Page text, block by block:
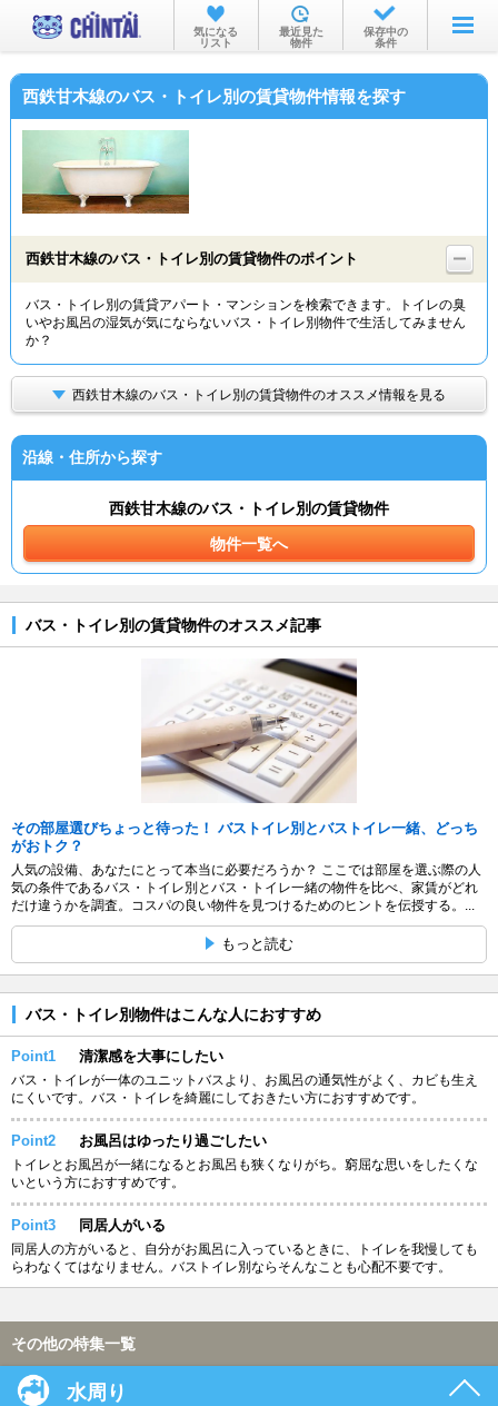
お部屋を探す
沿線・駅から
物件特集から
TOP
気になる
リスト
最近見た
物件
保存中の
条件
西鉄甘木線のバス・トイレ別の賃貸物件情報を探す
西鉄甘木線のバス・トイレ別の賃貸物件のポイント
バス・トイレ別の賃貸アパート・マンションを検索できます。トイレの臭
いやお風呂の湿気が気にならないバス・トイレ別物件で生活してみません
か？
西鉄甘木線のバス・トイレ別の賃貸物件のオススメ情報を見る
沿線・住所から探す
西鉄甘木線のバス・トイレ別の賃貸物件
物件一覧へ
バス・トイレ別の賃貸物件のオススメ記事
その部屋選びちょっと待った！ バストイレ別とバストイレ一緒、どっち
がおトク？
人気の設備、あなたにとって本当に必要だろうか？ ここでは部屋を選ぶ際の人
気の条件であるバス・トイレ別とバス・トイレ一緒の物件を比べ、家賃がどれ
だけ違うかを調査。コスパの良い物件を見つけるためのヒントを伝授する。...
もっと読む
バス・トイレ別物件はこんな人におすすめ
Point1 清潔感を大事にしたい
バス・トイレが一体のユニットバスより、お風呂の通気性がよく、カビも生え
にくいです。バス・トイレを綺麗にしておきたい方におすすめです。
Point2 お風呂はゆったり過ごしたい
トイレとお風呂が一緒になるとお風呂も狭くなりがち。窮屈な思いをしたくな
いという方におすすめです。
Point3 同居人がいる
同居人の方がいると、自分がお風呂に入っているときに、トイレを我慢しても
らわなくてはなりません。バストイレ別ならそんなことも心配不要です。
その他の特集一覧
水周り